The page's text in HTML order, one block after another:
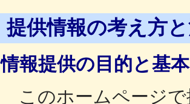
提供情報の考え方
情報提供の目的と基
このホームページで